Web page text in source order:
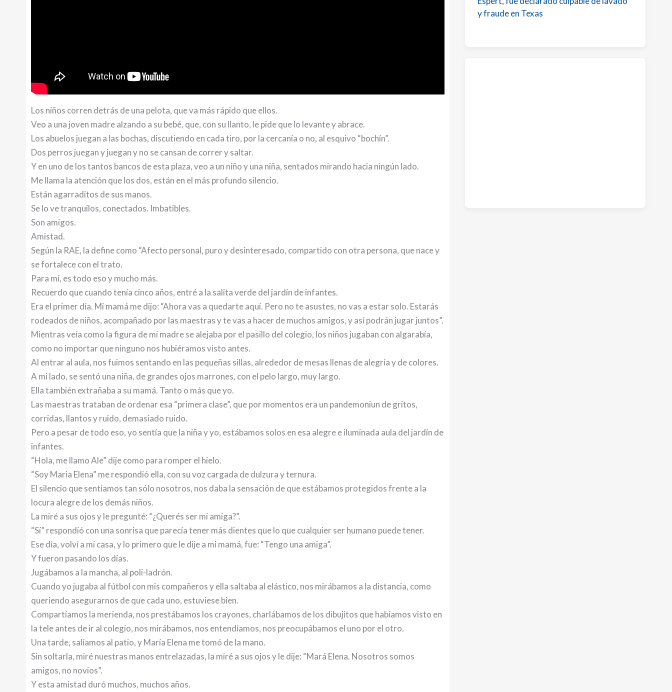
Los niños corren detrás de una pelota, que va más rápido que ellos.
Veo a una joven madre alzando a su bebé, que, con su llanto, le pide que lo levante y abrace.
Los abuelos juegan a las bochas, discutiendo en cada tiro, por la cercanía o no, al esquivo “bochín”.
Dos perros juegan y juegan y no se cansan de correr y saltar.
Y en uno de los tantos bancos de esta plaza, veo a un niño y una niña, sentados mirando hacia ningún lado.
Me llama la atención que los dos, están en el más profundo silencio.
Están agarraditos de sus manos.
Se lo ve tranquilos, conectados. Imbatibles.
Son amigos.
Amistad.
Según la RAE, la define como “Afecto personal, puro y desinteresado, compartido con otra persona, que nace y
se fortalece con el trato.
Para mí, es todo eso y mucho más.
Recuerdo que cuando tenía cinco años, entré a la salita verde del jardín de infantes.
Era el primer día. Mi mamá me dijo: “Ahora vas a quedarte aquí. Pero no te asustes, no vas a estar solo. Estarás
rodeados de niños, acompañado por las maestras y te vas a hacer de muchos amigos, y así podrán jugar juntos”.
Mientras veía como la figura de mi madre se alejaba por el pasillo del colegio, los niños jugaban con algarabía,
como no importar que ninguno nos hubiéramos visto antes.
Al entrar al aula, nos fuimos sentando en las pequeñas sillas, alrededor de mesas llenas de alegría y de colores.
A mi lado, se sentó una niña, de grandes ojos marrones, con el pelo largo, muy largo.
Ella también extrañaba a su mamá. Tanto o más que yo.
Las maestras trataban de ordenar esa “primera clase”, que por momentos era un pandemoniun de gritos,
corridas, llantos y ruido, demasiado ruido.
Pero a pesar de todo eso, yo sentía que la niña y yo, estábamos solos en esa alegre e iluminada aula del jardín de
infantes.
“Hola, me llamo Ale” dije como para romper el hielo.
“Soy Maria Elena” me respondió ella, con su voz cargada de dulzura y ternura.
El silencio que sentíamos tan sólo nosotros, nos daba la sensación de que estábamos protegidos frente a la
locura alegre de los demás niños.
La miré a sus ojos y le pregunté: “¿Querés ser mi amiga?”.
“Sí” respondió con una sonrisa que parecía tener más dientes que lo que cualquier ser humano puede tener.
Ese día, volví a mi casa, y lo primero que le dije a mi mamá, fue: “Tengo una amiga”.
Y fueron pasando los días.
Jugábamos a la mancha, al poli-ladrón.
Cuando yo jugaba al fútbol con mis compañeros y ella saltaba al elástico, nos mirábamos a la distancia, como
queriendo asegurarnos de que cada uno, estuviese bien.
Compartíamos la merienda, nos prestábamos los crayones, charlábamos de los dibujitos que habíamos visto en
la tele antes de ir al colegio, nos mirábamos, nos entendíamos, nos preocupábamos el uno por el otro.
Una tarde, salíamos al patio, y María Elena me tomó de la mano.
Sin soltarla, miré nuestras manos entrelazadas, la miré a sus ojos y le dije: “Mará Elena. Nosotros somos
amigos, no novios”.
Y esta amistad duró muchos, muchos años.
y fraude en Texas